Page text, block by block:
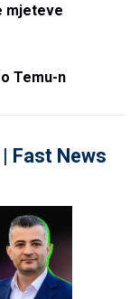
mjeteve
Temu-n
Fast News